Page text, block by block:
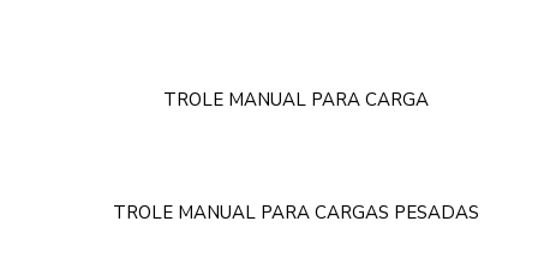
TROLE MANUAL PARA CARGA
TROLE MANUAL PARA CARGAS PESADAS